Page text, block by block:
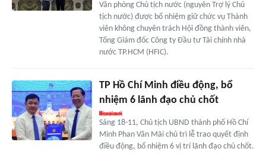
Văn phòng Chủ tịch nước (nguyên Trợ lý Chủ
tịch nước) được bổ nhiệm giữ chức vụ Thành
viên không chuyên trách Hội đồng thành viên,
Tổng Giám đốc Công ty Đầu tư Tài chính nhà
nước TP.HCM (HFIC).
TP Hồ Chí Minh điều động, bổ
nhiệm 6 lãnh đạo chủ chốt
Sáng 18-11, Chủ tịch UBND thành phố Hồ Chí
Minh Phan Văn Mãi chủ trì lễ trao quyết định
điều động, bổ nhiệm 6 vị trí lãnh đạo chủ chốt.